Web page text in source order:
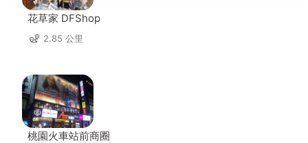
花草家 DFShop
2.85 公里
桃園火車站前商圈